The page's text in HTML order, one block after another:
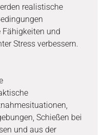
realistische
und
Stress verbessern.
Schießen bei
und aus der